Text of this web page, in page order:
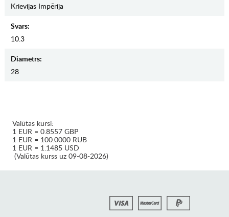
Krievijas Impērija
Svars:
10.3
Diametrs:
28
Valūtas kursi:
1 EUR = 0.8557 GBP
1 EUR = 100.0000 RUB
1 EUR = 1.1485 USD
(Valūtas kurss uz 09-08-2026)